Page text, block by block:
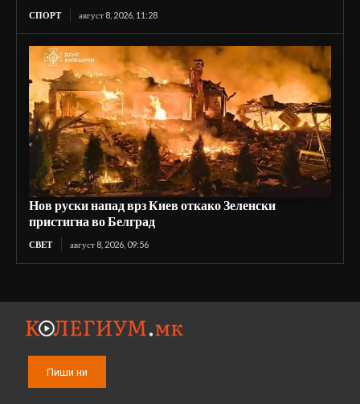
СПОРТ август 8, 2026, 11:28
Нов руски напад врз Киев откако Зеленски
пристигна во Белград
СВЕТ август 8, 2026, 09:56
Пиши ни